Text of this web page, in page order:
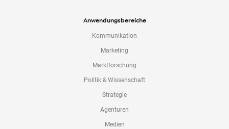
Anwendungsbereiche
Kommunikation
Marketing
Marktforschung
Politik & Wissenschaft
Strategie
Agenturen
Medien